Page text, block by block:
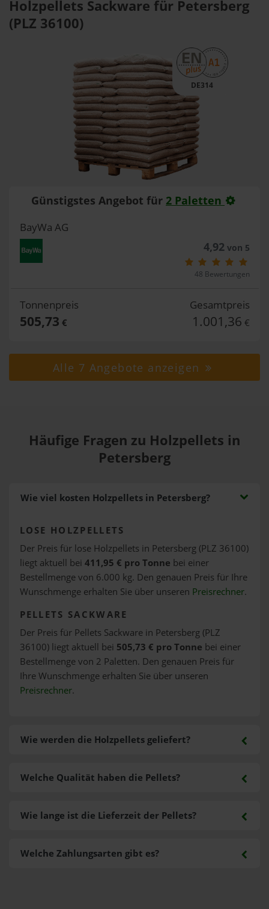
Holzpellets Sackware für Petersberg
(PLZ 36100)
DE314
Günstigstes Angebot für 2 Paletten
BayWa AG
4,92von 5
48 Bewertungen
Tonnenpreis
505,73 €
Gesamtpreis
1.001,36 €
Alle 7 Angebote anzeigen
Häufige Fragen zu Holzpellets in
Petersberg
Wie viel kosten Holzpellets in Petersberg?
LOSE HOLZPELLETS
Der Preis für lose Holzpellets in Petersberg (PLZ 36100)
liegt aktuell bei 411,95 € pro Tonne bei einer
Bestellmenge von 6.000 kg. Den genauen Preis für Ihre
Wunschmenge erhalten Sie über unseren Preisrechner.
PELLETS SACKWARE
Der Preis für Pellets Sackware in Petersberg (PLZ
36100) liegt aktuell bei 505,73 € pro Tonne bei einer
Bestellmenge von 2 Paletten. Den genauen Preis für
Ihre Wunschmenge erhalten Sie über unseren
Preisrechner.
Wie werden die Holzpellets geliefert?
Welche Zahlungsarten gibt es?
Welche Qualität haben die Pellets?
Wie lange ist die Lieferzeit der Pellets?